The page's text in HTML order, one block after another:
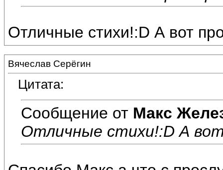
Отличные стихи!:D А вот
Вячеслав Серёгин
Цитата:
Сообщение от Макс
Отличные стихи!:D А